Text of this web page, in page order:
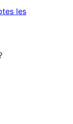
lesressenyes